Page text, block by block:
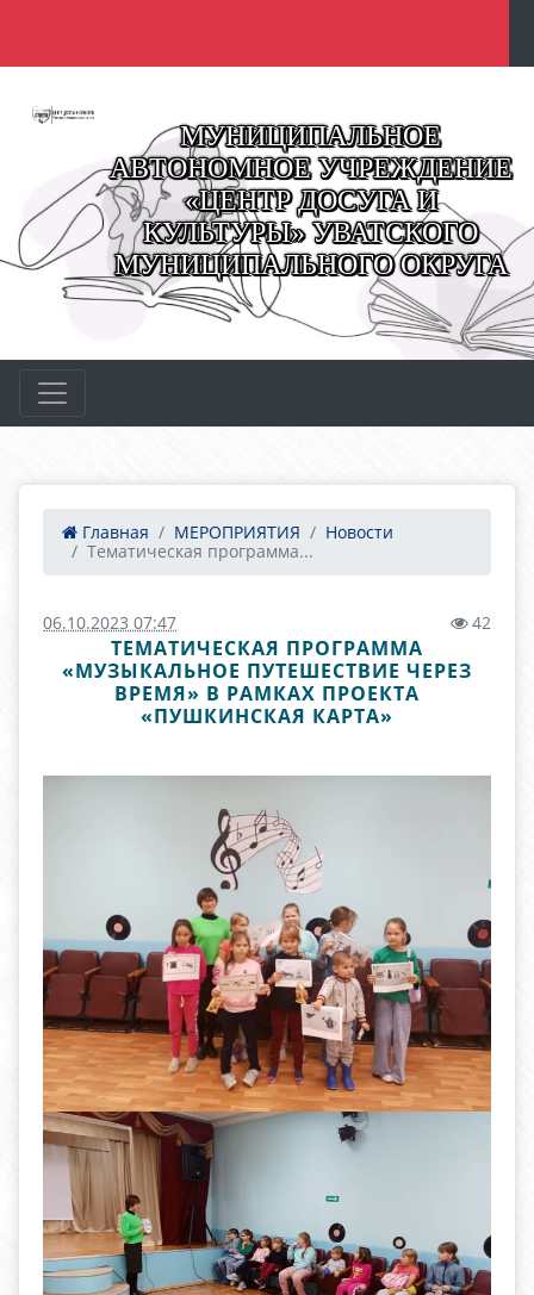
МУНИЦИПАЛЬНОЕ
АВТОНОМНОЕ УЧРЕЖДЕНИЕ
«ЦЕНТР ДОСУГА И
КУЛЬТУРЫ» УВАТСКОГО
МУНИЦИПАЛЬНОГО ОКРУГА
Главная МЕРОПРИЯТИЯ
Новости
Тематическая программа...
06.10.2023 07:47 42
ТЕМАТИЧЕСКАЯ ПРОГРАММА
«МУЗЫКАЛЬНОЕ ПУТЕШЕСТВИЕ ЧЕРЕЗ
ВРЕМЯ» В РАМКАХ ПРОЕКТА
«ПУШКИНСКАЯ КАРТА»